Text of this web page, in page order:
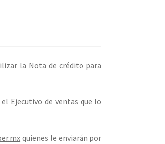
la Nota de crédito para
Ejecutivo de ventas que lo
quienes le enviarán por